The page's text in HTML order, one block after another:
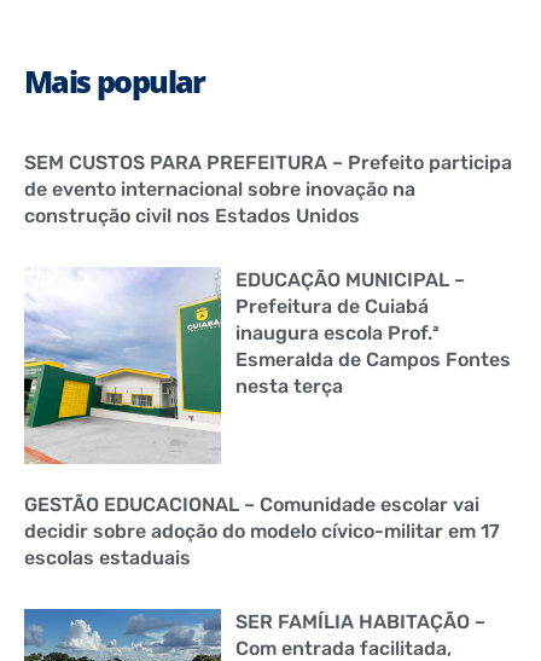
Mais popular
SEM CUSTOS PARA PREFEITURA – Prefeito participa
de evento internacional sobre inovação na
construção civil nos Estados Unidos
EDUCAÇÃO MUNICIPAL –
Prefeitura de Cuiabá
inaugura escola Prof.ª
Esmeralda de Campos Fontes
nesta terça
GESTÃO EDUCACIONAL – Comunidade escolar vai
decidir sobre adoção do modelo cívico-militar em 17
escolas estaduais
SER FAMÍLIA HABITAÇÃO –
Com entrada facilitada,